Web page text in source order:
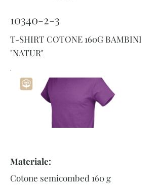
10340-2-3
T-SHIRT COTONE 160G BAMBINI
"NATUR"
Materiale:
Cotone semicombed 160 g